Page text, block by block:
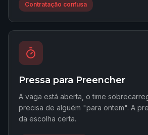
Contratação confusa
Pressa para Preencher
A vaga está aberta, o time
precisa de alguém "para ontem". A
da escolha certa.